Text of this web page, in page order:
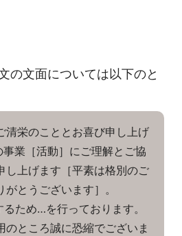
の文面については以下のと
栄のこととお喜び申し上げ
業［活動］にご理解とご協
し上げます［平素は格別のご
とうございます］。
ため…を行っております。
のところ誠に恐縮でございま